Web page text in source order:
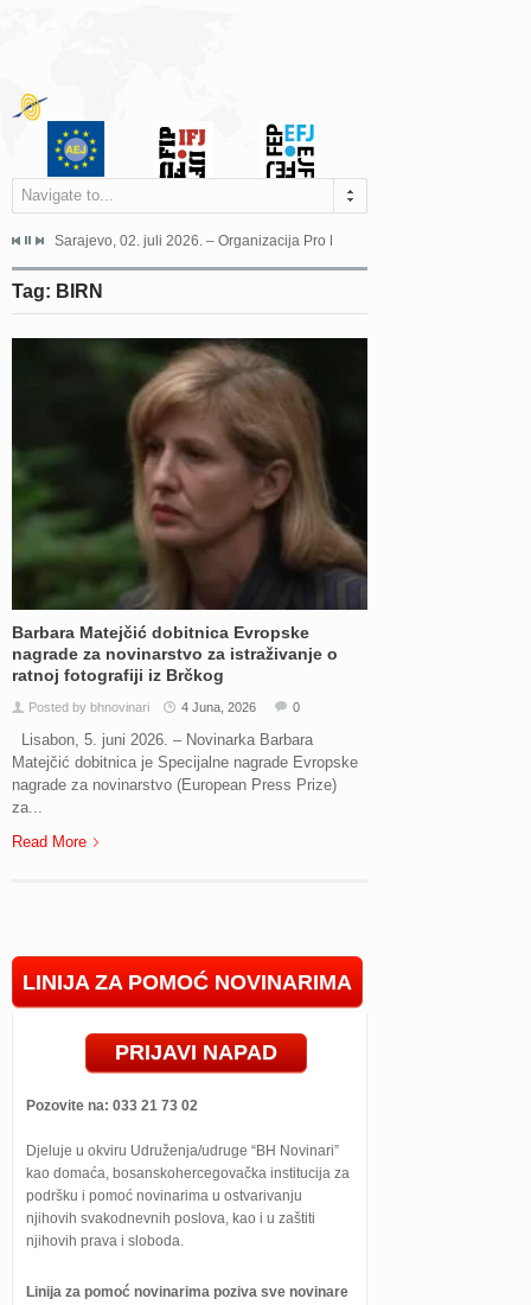
Navigate to...
Grada Sarajeva povodom Dana Sarajeva dugogodišnjoj...
Sarajevo, 02. juli 2026. – Organizacija Pro Educa juče je uspješno
Tag: BIRN
Barbara Matejčić dobitnica Evropske
nagrade za novinarstvo za istraživanje o
ratnoj fotografiji iz Brčkog
Posted by bhnovinari 4 Juna, 2026 0
Lisabon, 5. juni 2026. – Novinarka Barbara
Matejčić dobitnica je Specijalne nagrade Evropske
nagrade za novinarstvo (European Press Prize)
za...
Read More
LINIJA ZA POMOĆ NOVINARIMA
PRIJAVI NAPAD
Pozovite na: 033 21 73 02
Djeluje u okviru Udruženja/udruge “BH Novinari”
kao domaća, bosanskohercegovačka institucija za
podršku i pomoć novinarima u ostvarivanju
njihovih svakodnevnih poslova, kao i u zaštiti
njihovih prava i sloboda.
Linija za pomoć novinarima poziva sve novinare